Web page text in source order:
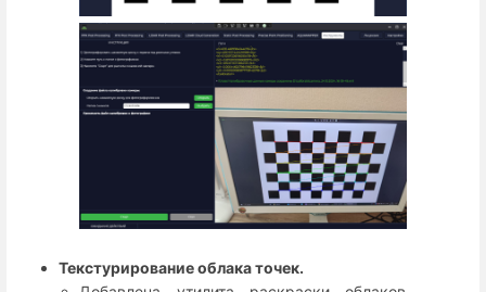
Текстурирование облака точек.